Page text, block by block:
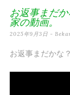
ン
テ
ン
ツ
お返事まだ
家の動画。
2025年9月3日 -
お返事まだかな